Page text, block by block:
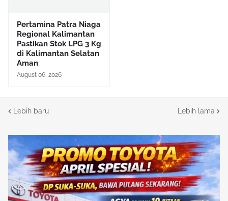
Pertamina Patra Niaga
Regional Kalimantan
Pastikan Stok LPG 3 Kg
di Kalimantan Selatan
Aman
August 06, 2026
Lebih baru Lebih lama